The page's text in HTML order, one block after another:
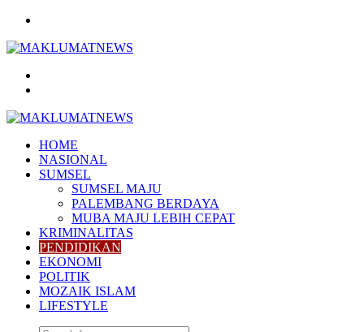
HOME
NASIONAL
SUMSEL
SUMSEL MAJU
PALEMBANG BERDAYA
MUBA MAJU LEBIH CEPAT
KRIMINALITAS
PENDIDIKAN
EKONOMI
POLITIK
MOZAIK ISLAM
LIFESTYLE